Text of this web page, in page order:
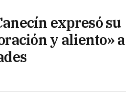
expresó su
y aliento» a